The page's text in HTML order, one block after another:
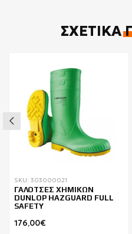
ΣΧΕΤΙΚΆ
SKU: 303000021
ΓΑΛΟΤΣΕΣ ΧΗΜΙΚΩΝ
DUNLOP HAZGUARD FULL
SAFETY
176,00€